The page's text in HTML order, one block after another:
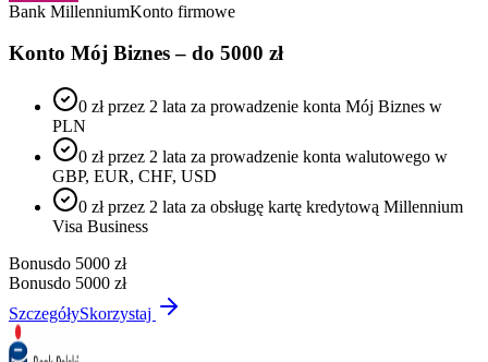
Bank MillenniumKonto firmowe
Konto Mój Biznes – do 5000 zł
0 zł przez 2 lata za prowadzenie konta Mój Biznes w
PLN
0 zł przez 2 lata za prowadzenie konta walutowego w
GBP, EUR, CHF, USD
0 zł przez 2 lata za obsługę kartę kredytową Millennium
Visa Business
Bonusdo 5000 zł
Bonusdo 5000 zł
SzczegółySkorzystaj